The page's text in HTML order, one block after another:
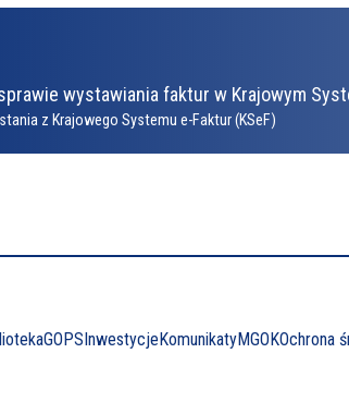
wystawiania faktur w Krajowym
z Krajowego Systemu e-Faktur (KSeF)
GOPSInwestycjeKomunikatyMGOKOchrona